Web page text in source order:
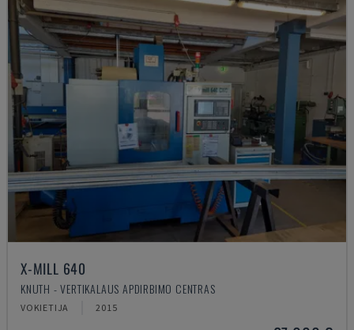
X-MILL 640
KNUTH - VERTIKALAUS APDIRBIMO CENTRAS
VOKIETIJA 2015